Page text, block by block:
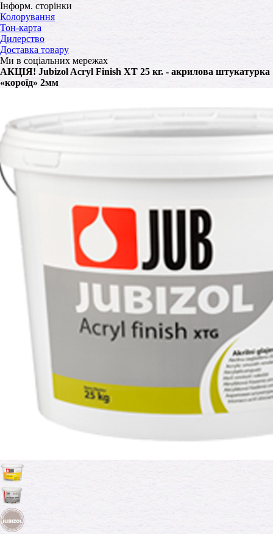
Інформ. сторінки
Колорування
Тон-карта
Дилерство
Доставка товару
Ми в соціальних мережах
АКЦІЯ! Jubizol Acryl Finish XT 25 кг. - акрилова штукатурка
«короїд» 2мм